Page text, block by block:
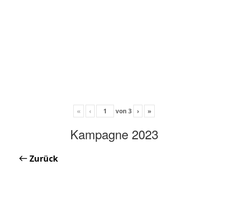
« ‹ von 3 › »
Kampagne 2023
Zurück